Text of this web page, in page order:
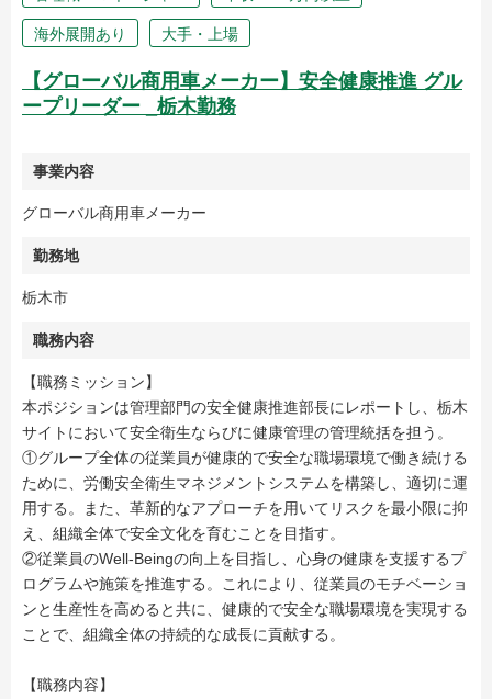
海外展開あり 大手・上場
【グローバル商用車メーカー】安全健康推進 グル
ープリーダー _栃木勤務
事業内容
グローバル商用車メーカー
勤務地
栃木市
職務内容
【職務ミッション】
本ポジションは管理部門の安全健康推進部長にレポートし、栃木
サイトにおいて安全衛生ならびに健康管理の管理統括を担う。
①グループ全体の従業員が健康的で安全な職場環境で働き続ける
ために、労働安全衛生マネジメントシステムを構築し、適切に運
用する。また、革新的なアプローチを用いてリスクを最小限に抑
え、組織全体で安全文化を育むことを目指す。
②従業員のWell-Beingの向上を目指し、心身の健康を支援するプ
ログラムや施策を推進する。これにより、従業員のモチベーショ
ンと生産性を高めると共に、健康的で安全な職場環境を実現する
ことで、組織全体の持続的な成長に貢献する。
【職務内容】